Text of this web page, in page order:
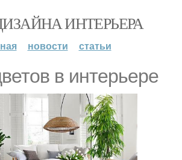
ИНТЕРЬЕРА
новости статьи
в интерьере